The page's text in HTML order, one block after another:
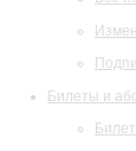
Билеты и